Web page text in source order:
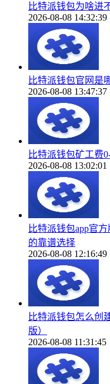
比特派钱包为啥进
2026-08-08 14:32:39
比特派钱包官网是
2026-08-08 13:47:37
比特派钱包矿工费
2026-08-08 13:02:01
比特派钱包app官
的靠谱选择
2026-08-08 12:16:49
比特派钱包怎么创
版）
2026-08-08 11:31:45